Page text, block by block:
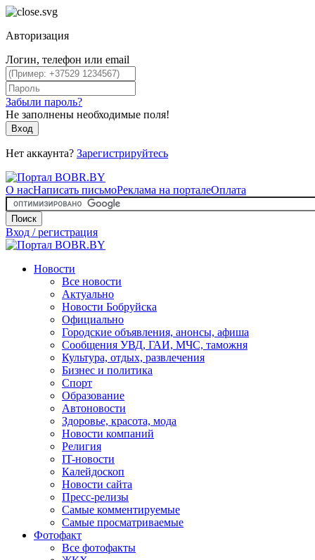
Авторизация
Логин, телефон или email
Забыли пароль?
Не заполнены необходимые поля!
Вход
Нет аккаунта? Зарегистрируйтесь
О насНаписать письмоРеклама на порталеОплата
Поиск
Вход / регистрация
Новости
Все новости
Актуально
Новости Бобруйска
Официально
Городские объявления, анонсы, афиша
Сообщения УВД, ГАИ, МЧС, таможня
Культура, отдых, развлечения
Бизнес и политика
Спорт
Образование
Автоновости
Здоровье, красота, мода
Новости компаний
Религия
IT-новости
Калейдоскоп
Новости сайта
Пресс-релизы
Самые комментируемые
Самые просматриваемые
Фотофакт
Все фотофакты